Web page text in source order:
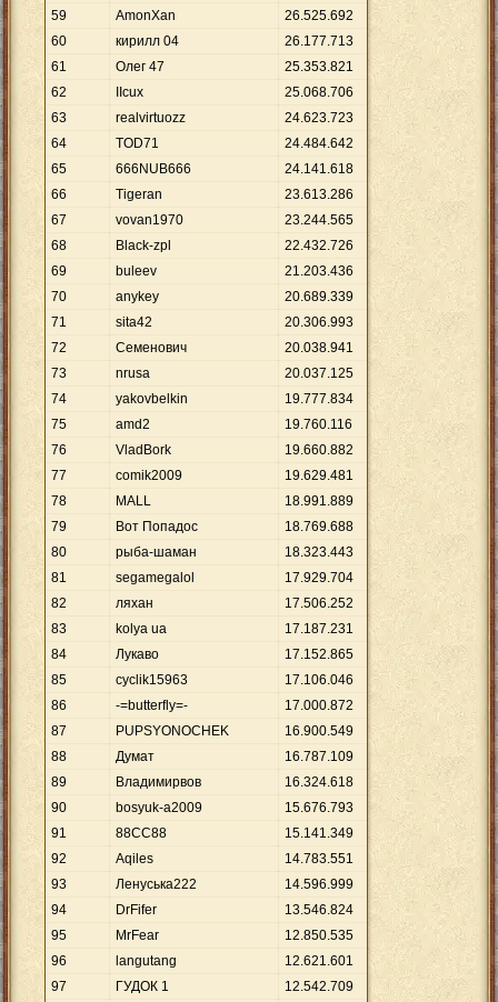
59
AmonXan 26.525.692
60
кирилл 04 26.177.713
61
Олег 47 25.353.821
62
IIcux 25.068.706
63
realvirtuozz 24.623.723
64
TOD71 24.484.642
65
666NUB666 24.141.618
66
Tigeran 23.613.286
67
vovan1970 23.244.565
68
Black-zpl 22.432.726
69
buleev 21.203.436
70
anykey 20.689.339
71
sita42 20.306.993
72
Cеменович 20.038.941
73
nrusa 20.037.125
74
yakovbelkin 19.777.834
75
amd2 19.760.116
76
VladBork 19.660.882
77
comik2009 19.629.481
78
MALL 18.991.889
79
Вот Попадос 18.769.688
80
рыба-шаман 18.323.443
81
segamegalol 17.929.704
82
ляхан 17.506.252
83
kolya ua 17.187.231
84
Лукаво 17.152.865
85
cyclik15963 17.106.046
86
-=butterfly=- 17.000.872
87
PUPSYONOCHEK 16.900.549
88
Думат 16.787.109
89
Владимирвов 16.324.618
90
bosyuk-a2009 15.676.793
91
88СС88 15.141.349
92
Aqiles 14.783.551
93
Ленуська222 14.596.999
94
DrFifer 13.546.824
95
MrFear 12.850.535
96
langutang 12.621.601
97
ГУДОК 1 12.542.709